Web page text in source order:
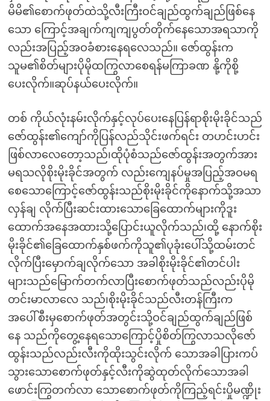
မိမိ၏စောက်ဖုတ်ထဲသို့လီးကြီးဝင်ချည်ထွက်ချည်ဖြစ်နေ
သော ကြောင့်အချက်ကျကျပွတ်တိုက်နေသောအရသာကို
လည်းအပြည့်အဝခံစားနေရလေသည်။ ဇော်ထွန်းက
သူမ၏စိတ်များပိုမိုထကြွလာစေရန်မကြာခဏ နို့ကိုစို့
ပေးလိုက်။ဆုပ်နယ်ပေးလိုက်။
တစ် ကိုယ်လုံးနမ်းလိုက်နှင့်လုပ်ပေးနေပြန်ရာစိုးမိုးခိုင်သည်
ဇော်ထွန်း၏ကျော်ကိုပြန်လည်သိုင်းဖက်ရင်း တဟင်းဟင်း
ဖြစ်လာလေတော့သည်၊ထိုပုံစံသည်ဇော်ထွန်းအတွက်အား
မရသလိုစိုးမိုးခိုင်အတွက် လည်းကျေနပ်မှုအပြည့်အဝမရ
စေသောကြောင့်ဇော်ထွန်းသည်စိုးမိုးခိုင်ကိုနောက်သို့အသာ
လှန်ချ လိုက်ပြီးဆင်းထားသောခြေထောက်များကိုဒူး
ထောက်အနေအထားသို့ပြောင်းယူလိုက်သည်၊ထို့ နောက်စိုး
မိုးခိုင်၏ခြေထောက်နှစ်ဖက်ကိုသူ၏ပုခုံးပေါ်သို့ထမ်းတင်
လိုက်ပြီးမှောက်ချလိုက်သော အခါစိုးမိုးခိုင်၏တင်ပါး
များသည်မြောက်တက်လာပြီးစောက်ဖုတ်သည်လည်းပိုမို
တင်းမာလာလေ သည်၊စိုးမိုးခိုင်သည်လီးတန်ကြီးက
အပေါ်စီးမှစောက်ဖုတ်အတွင်းသို့ဝင်ချည်ထွက်ချည်ဖြစ်
နေ သည်ကိုတွေ့နေရသောကြောင့်ပှိုစိတ်ကြွလာသလိုဇော်
ထွန်းသည်လည်းလီးကိုထိုးသွင်းလိုက် သောအခါပြားကပ်
သွားသောစောက်ဖုတ်နှင့်လီးကိုဆွဲထုတ်လိုက်သောအခါ
ဖောင်းကြွတက်လာ သောစောက်ဖုတ်ကိုကြည့်ရင်းပှိုမဏ္ဍိုး